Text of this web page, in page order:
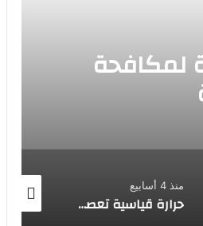
الأخوية
المحرز في
حرارة قياسية تعصف بأوروبا.. تحسين شعلة يوضح أسبابها وتأثيرها على المغرب والمتوسط
يوليو 7, 2026
إضراب عام في البنوك التونسية يشل معاملات المواطنين ويتسبب في تداعيات اقتصادية